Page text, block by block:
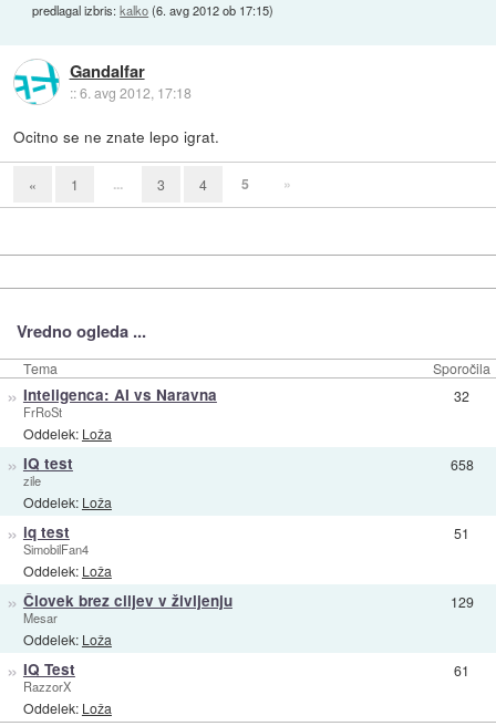
predlagal izbris:kalko(6. avg 2012 ob 17:15)
Gandalfar
::6. avg 2012, 17:18
Ocitno se ne znate lepo igrat.
« 1 ... 3 4 5 »
Vredno ogleda ...
Tema Sporočila
» Inteligenca: AI vs Naravna
FrRoSt
Oddelek: Loža
32
» IQ test
zile
Oddelek: Loža
658
» iq test
SimobilFan4
Oddelek: Loža
51
» Človek brez ciljev v življenju
Mesar
Oddelek: Loža
129
» IQ Test
RazzorX
Oddelek: Loža
61